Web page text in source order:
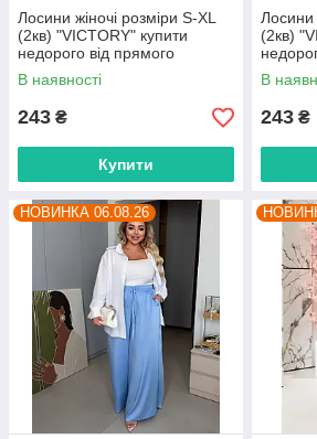
Лосини жіночі розміри S-XL
(2кв) "VICTORY" купити
недорого від прямого
постачальника
В наявності
243 ₴
Купити
Лосини
(2кв)
В
243 ₴
НОВИНКА 06.08.26